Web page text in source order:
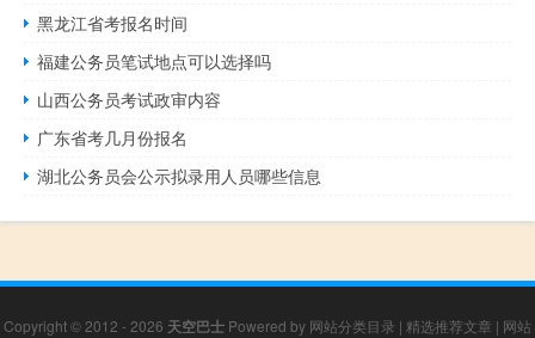
黑龙江省考报名时间
福建公务员笔试地点可以选择吗
山西公务员考试政审内容
广东省考几月份报名
湖北公务员会公示拟录用人员哪些信息
Copyright © 2012 - 2026 天空巴士 Powered by 网站分类目录 | 精选推荐文章 | 网站